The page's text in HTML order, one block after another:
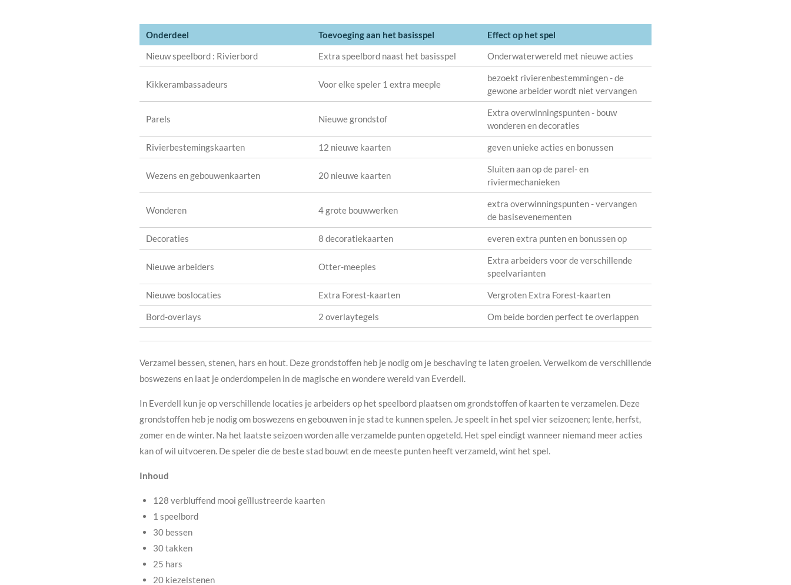
Onderdeel Toevoeging aan het basisspel
Effect op het spel
Nieuw speelbord : Rivierbord
Extra speelbord naast het basisspel Onderwaterwereld met nieuwe acties
Kikkerambassadeurs Voor elke speler 1 extra meeple
bezoekt rivierenbestemmingen - de
gewone arbeider wordt niet vervangen
Parels Nieuwe grondstof
Extra overwinningspunten - bouw
wonderen en decoraties
Rivierbestemingskaarten 12 nieuwe kaarten geven unieke acties en bonussen
Wezens en gebouwenkaarten 20 nieuwe kaarten
Sluiten aan op de parel- en
riviermechanieken
Wonderen 4 grote bouwwerken
extra overwinningspunten - vervangen
de basisevenementen
Decoraties 8 decoratiekaarten everen extra punten en bonussen op
Nieuwe arbeiders Otter-meeples
Extra arbeiders voor de verschillende
speelvarianten
Nieuwe boslocaties Extra Forest-kaarten Vergroten Extra Forest-kaarten
Bord-overlays 2 overlaytegels Om beide borden perfect te overlappen
Verzamel bessen, stenen, hars en hout. Deze grondstoffen heb je nodig om je beschaving te laten groeien. Verwelkom de verschillende
boswezens en laat je onderdompelen in de magische en wondere wereld van Everdell.
In Everdell kun je op verschillende locaties je arbeiders op het speelbord plaatsen om grondstoffen of kaarten te verzamelen. Deze
grondstoffen heb je nodig om boswezens en gebouwen in je stad te kunnen spelen. Je speelt in het spel vier seizoenen; lente, herfst,
zomer en de winter. Na het laatste seizoen worden alle verzamelde punten opgeteld. Het spel eindigt wanneer niemand meer acties
kan of wil uitvoeren. De speler die de beste stad bouwt en de meeste punten heeft verzameld, wint het spel.
Inhoud
128 verbluffend mooi geïllustreerde kaarten
1 speelbord
30 bessen
30 takken
25 hars
20 kiezelstenen